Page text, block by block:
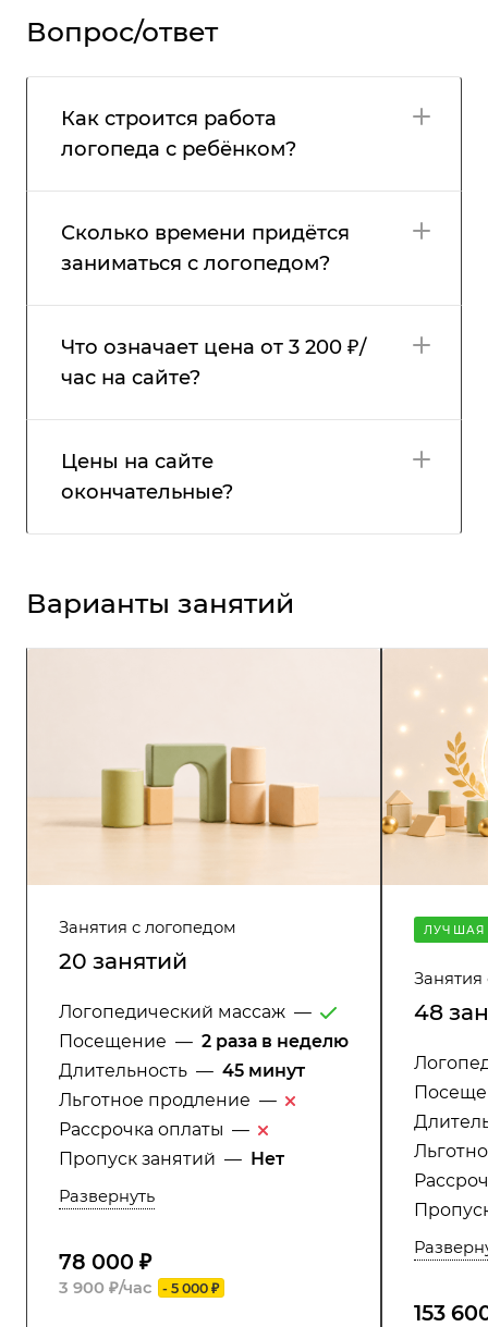
Вопрос/ответ
Как строится работа
логопеда с ребёнком?
Сколько времени придётся
заниматься с логопедом?
Что означает цена от 3 200 ₽/
час на сайте?
Цены на сайте
окончательные?
Варианты занятий
Занятия с логопедом
20 занятий
Логопедический массаж —
Посещение — 2 раза в неделю
Длительность — 45 минут
Льготное продление —
Рассрочка оплаты —
Пропуск занятий — Нет
Развернуть
78 000 ₽
3 900 ₽/час - 5 000 ₽
ЛУЧШАЯ
Занятия
48
153